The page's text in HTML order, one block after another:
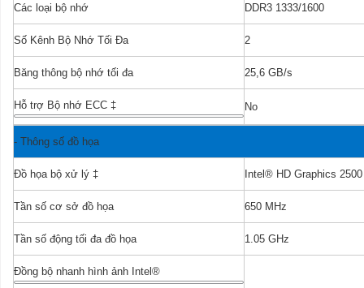
Các loại bộ nhớ DDR3 1333/1600
Số Kênh Bộ Nhớ Tối Đa 2
Băng thông bộ nhớ tối đa 25,6 GB/s
Hỗ trợ Bộ nhớ ECC ‡ No
- Thông số đồ họa
Đồ họa bộ xử lý ‡ Intel® HD Graphics 2500
Tần số cơ sở đồ họa 650 MHz
Tần số động tối đa đồ họa 1.05 GHz
Đồng bộ nhanh hình ảnh Intel®